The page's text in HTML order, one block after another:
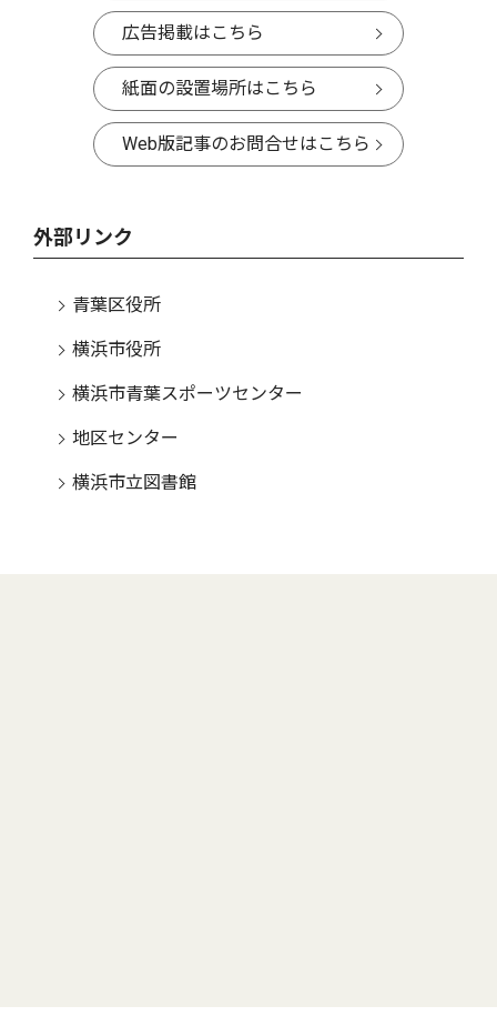
広告掲載はこちら
紙面の設置場所はこちら
Web版記事のお問合せはこちら
外部リンク
青葉区役所
横浜市役所
横浜市青葉スポーツセンター
地区センター
横浜市立図書館